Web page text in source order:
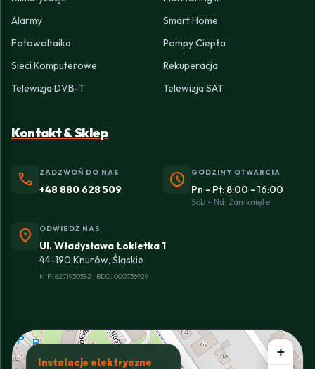
Alarmy
Smart Home
Fotowoltaika
Pompy Ciepła
Sieci Komputerowe
Rekuperacja
Telewizja DVB-T
Telewizja SAT
Kontakt & Sklep
phone ZADZWOŃ DO NAS
+48 880 628 509 schedule GODZINY OTWARCIA
Pn - Pt: 8:00 - 16:00
Sob - Nd: Zamknięte
location_on ODWIEDŹ NAS
Ul. Władysława Łokietka 1
44-190 Knurów, Śląskie
NIP: 6271930582 | BDO: 000736929
Instalacje elektryczne
+